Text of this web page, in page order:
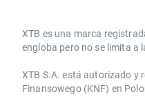
​​XTB es una marca
engloba pero no se limita a
XTB S.A.​ está autorizado y
Finansowego (KNF) ​en